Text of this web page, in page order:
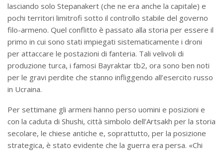
lasciando solo Stepanakert (che ne era anche la capitale) e
pochi territori limitrofi sotto il controllo stabile del governo
filo-armeno. Quel conflitto è passato alla storia per essere il
primo in cui sono stati impiegati sistematicamente i droni
per attaccare le postazioni di fanteria. Tali velivoli di
produzione turca, i famosi Bayraktar tb2, ora sono ben noti
per le gravi perdite che stanno infliggendo all’esercito russo
in Ucraina.
Per settimane gli armeni hanno perso uomini e posizioni e
con la caduta di Shushi, città simbolo dell’Artsakh per la storia
secolare, le chiese antiche e, soprattutto, per la posizione
strategica, è stato evidente che la guerra era persa. «Chi